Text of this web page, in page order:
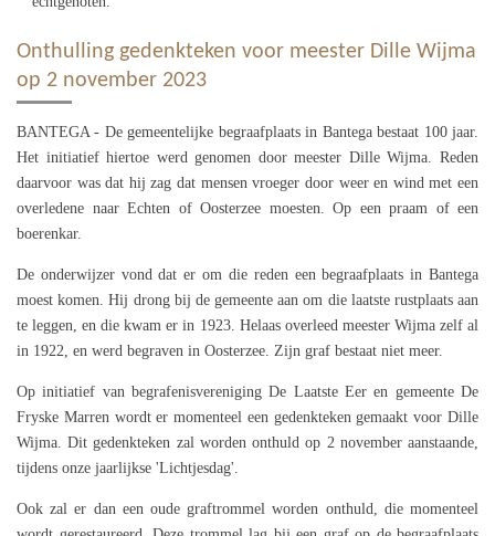
Onthulling gedenkteken voor meester Dille Wijma
op 2 november 2023
BANTEGA - De gemeentelijke begraafplaats in Bantega bestaat 100 jaar.
Het initiatief hiertoe werd genomen door meester Dille Wijma. Reden
daarvoor was dat hij zag dat mensen vroeger door weer en wind met een
overledene naar Echten of Oosterzee moesten. Op een praam of een
boerenkar.
De onderwijzer vond dat er om die reden een begraafplaats in Bantega
moest komen. Hij drong bij de gemeente aan om die laatste rustplaats aan
te leggen, en die kwam er in 1923. Helaas overleed meester Wijma zelf al
in 1922, en werd begraven in Oosterzee. Zijn graf bestaat niet meer.
Op initiatief van begrafenisvereniging De Laatste Eer en gemeente De
Fryske Marren wordt er momenteel een gedenkteken gemaakt voor Dille
Wijma. Dit gedenkteken zal worden onthuld op 2 november aanstaande,
tijdens onze jaarlijkse 'Lichtjesdag'.
Ook zal er dan een oude graftrommel worden onthuld, die momenteel